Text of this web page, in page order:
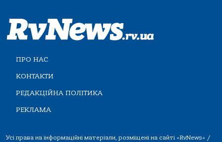
ПРО НАС
КОНТАКТИ
РЕДАКЦІЙНА ПОЛІТИКА
РЕКЛАМА
Усі права на інформаційні матеріали, розміщені на сайті «RvNews» /